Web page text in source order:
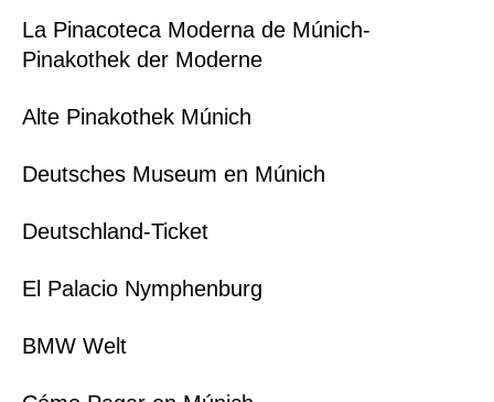
La Pinacoteca Moderna de Múnich-
Pinakothek der Moderne
Alte Pinakothek Múnich
Deutsches Museum en Múnich
Deutschland-Ticket
El Palacio Nymphenburg
BMW Welt